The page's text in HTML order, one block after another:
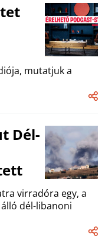
mutatjuk a
Dél-
virradóra egy, a
dél-libanoni